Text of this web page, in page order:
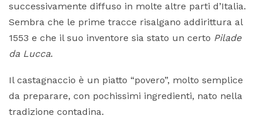
successivamente diffuso in molte altre parti d’Italia.
Sembra che le prime tracce risalgano addirittura al
1553 e che il suo inventore sia stato un certo Pilade
da Lucca.
Il castagnaccio è un piatto “povero”, molto semplice
da preparare, con pochissimi ingredienti, nato nella
tradizione contadina.